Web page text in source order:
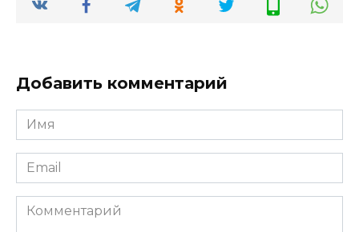
Добавить комментарий
Имя
*
Email
*
Комментарий